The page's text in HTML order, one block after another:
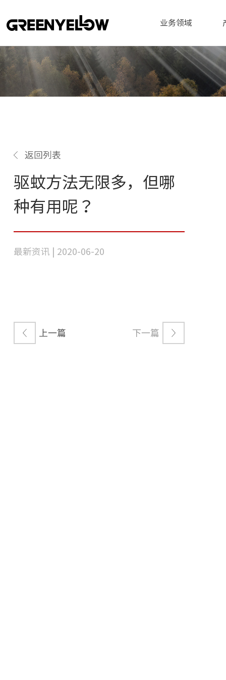
业务领域
返回列表
驱蚊方法无限多，但哪
种有用呢？
最新资讯 | 2020-06-20
上一篇 下一篇